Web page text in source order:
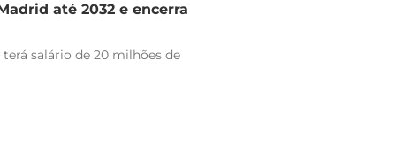
até 2032 e encerra
salário de 20 milhões de